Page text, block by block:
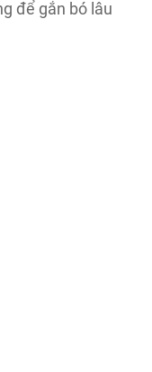
để gắn bó lâu